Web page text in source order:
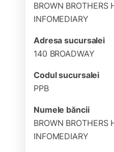
BROWN BROTHERS
INFOMEDIARY
Adresa sucursalei
140 BROADWAY
Codul sucursalei
PPB
Numele băncii
BROWN BROTHERS
INFOMEDIARY